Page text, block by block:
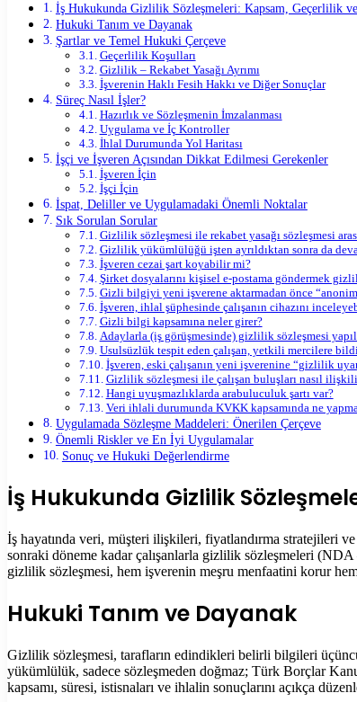
İş Hukukunda Gizlilik Sözleşmeleri: Kapsam, Geçerlilik
Hukuki Tanım ve Dayanak
Şartlar ve Temel Hukuki Çerçeve
Geçerlilik Koşulları
Gizlilik – Rekabet Yasağı Ayrımı
İşverenin Haklı Fesih Hakkı ve Diğer Sonuçlar
Süreç Nasıl İşler?
Hazırlık ve Sözleşmenin İmzalanması
Uygulama ve İç Kontroller
İhlal Durumunda Yol Haritası
İşçi ve İşveren Açısından Dikkat Edilmesi Gerekenler
İşveren İçin
İşçi İçin
İspat, Deliller ve Uygulamadaki Önemli Noktalar
Sık Sorulan Sorular
Gizlilik sözleşmesi ile rekabet yasağı sözleşmesi
Gizlilik yükümlülüğü işten ayrıldıktan sonra da
İşveren cezai şart koyabilir mi?
Şirket dosyalarını kişisel e-postama göndermek
Gizli bilgiyi yeni işverene aktarmadan önce
İşveren, ihlal şüphesinde çalışanın cihazını
Gizli bilgi kapsamına neler girer?
Adaylarla (iş görüşmesinde) gizlilik sözleşmesi
Usulsüzlük tespit eden çalışan, yetkili mercilere
İşveren, eski çalışanın yeni işverenine “gizlilik
Gizlilik sözleşmesi ile çalışan buluşları nasıl
Hangi uyuşmazlıklarda arabuluculuk şartı var?
Veri ihlali durumunda KVKK kapsamında ne
Uygulamada Sözleşme Maddeleri: Önerilen Çerçeve
Önemli Riskler ve En İyi Uygulamalar
Sonuç ve Hukuki Değerlendirme
İş Hukukunda Gizlilik
İş hayatında veri, müşteri ilişkileri, fiyatlandırma stratejileri
sonraki döneme kadar çalışanlarla gizlilik sözleşmeleri
gizlilik sözleşmesi, hem işverenin meşru menfaatini korur
Hukuki Tanım ve Dayanak
Gizlilik sözleşmesi, tarafların edindikleri belirli bilgileri
yükümlülük, sadece sözleşmeden doğmaz; Türk Borçlar
kapsamı, süresi, istisnaları ve ihlalin sonuçlarını açıkça